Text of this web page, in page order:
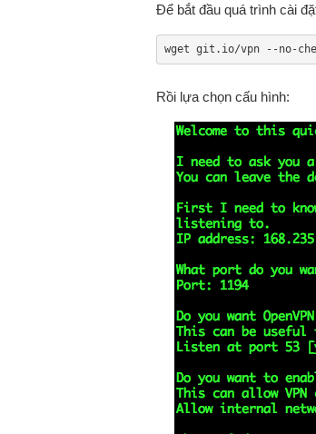
Để bắt đầu quá trình cài
wget git.io/vpn --no-
Rồi lựa chọn cấu hình: